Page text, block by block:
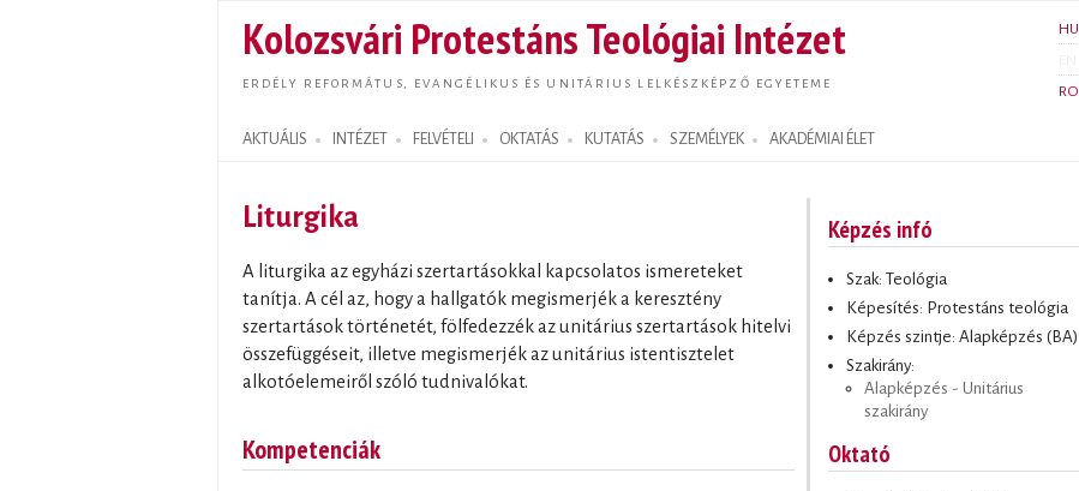
tartalomra
Kolozsvári Protestáns Teológiai Intézet
ERDÉLY REFORMÁTUS, EVANGÉLIKUS ÉS UNITÁRIUS LELKÉSZKÉPZŐ EGYETEME
HU
RO
AKTUÁLIS INTÉZET FELVÉTELI OKTATÁS KUTATÁS SZEMÉLYEK AKADÉMIAI ÉLET
Search form
Liturgika
A liturgika az egyházi szertartásokkal kapcsolatos ismereteket
tanítja. A cél az, hogy a hallgatók megismerjék a keresztény
szertartások történetét, fölfedezzék az unitárius szertartások hitelvi
összefüggéseit, illetve megismerjék az unitárius istentisztelet
alkotóelemeiről szóló tudnivalókat.
Kompetenciák
Képzés infó
Szak: Teológia
Képesítés: Protestáns teológia
Képzés szintje: Alapképzés (BA)
Szakirány:
Alapképzés - Unitárius
szakirány
Oktató